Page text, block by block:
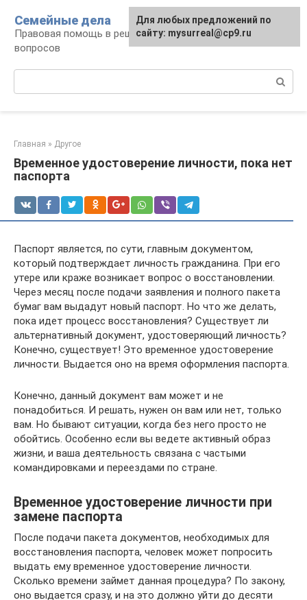
контенту
Семейные дела
Правовая помощь в решении семейных
вопросов
Главная » Другое
Временное удостоверение личности, пока нет
паспорта
Паспорт является, по сути, главным документом,
который подтверждает личность гражданина. При его
утере или краже возникает вопрос о восстановлении.
Через месяц после подачи заявления и полного пакета
бумаг вам выдадут новый паспорт. Но что же делать,
пока идет процесс восстановления? Существует ли
альтернативный документ, удостоверяющий личность?
Конечно, существует! Это временное удостоверение
личности. Выдается оно на время оформления паспорта.
Конечно, данный документ вам может и не
понадобиться. И решать, нужен он вам или нет, только
вам. Но бывают ситуации, когда без него просто не
обойтись. Особенно если вы ведете активный образ
жизни, и ваша деятельность связана с частыми
командировками и переездами по стране.
Временное удостоверение личности при
замене паспорта
После подачи пакета документов, необходимых для
восстановления паспорта, человек может попросить
выдать ему временное удостоверение личности.
Сколько времени займет данная процедура? По закону,
оно выдается сразу, и на это должно уйти до десяти
Для любых предложений по
сайту: mysurreal@cp9.ru